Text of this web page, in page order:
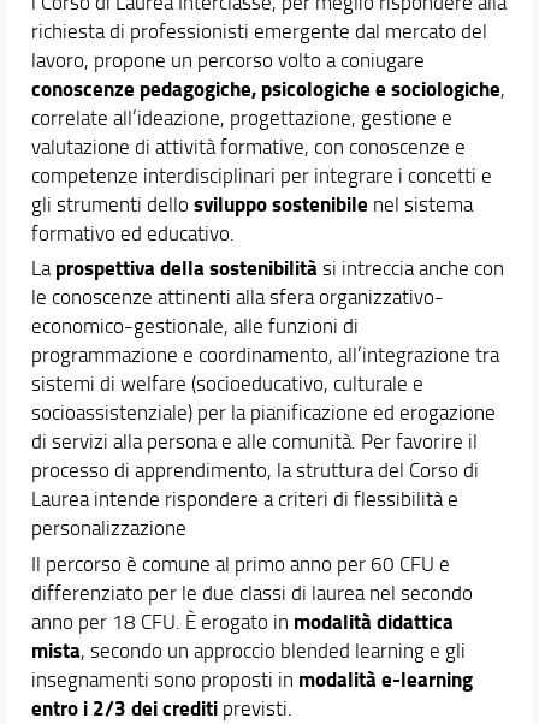
Internazionalizzazione
Eventi e progetti
richiesta di professionisti emergente dal mercato del
lavoro, propone un percorso volto a coniugare
conoscenze pedagogiche, psicologiche e sociologiche,
correlate all’ideazione, progettazione, gestione e
valutazione di attività formative, con conoscenze e
competenze interdisciplinari per integrare i concetti e
gli strumenti dello sviluppo sostenibile nel sistema
formativo ed educativo.
Laprospettiva della sostenibilitàsi intreccia anche con
le conoscenze attinenti alla sfera organizzativo-
economico-gestionale, alle funzioni di
programmazione e coordinamento, all’integrazione tra
sistemi di welfare (socioeducativo, culturale e
socioassistenziale) per la pianificazione ed erogazione
di servizi alla persona e alle comunità. Per favorire il
processo di apprendimento, la struttura del Corso di
Laurea intende rispondere a criteri di flessibilità e
personalizzazione
Il percorso è comune al primo anno per 60 CFU e
differenziato per le due classi di laurea nel secondo
anno per 18 CFU. È erogato in modalità didattica
mista, secondo un approccio blended learning e gli
insegnamenti sono proposti in modalità e-learning
entro i 2/3 dei creditiprevisti.